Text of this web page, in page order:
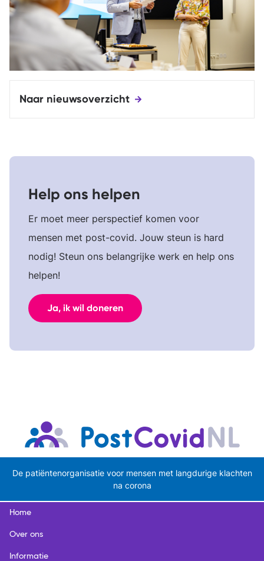
Naar nieuwsoverzicht
Help ons helpen
Er moet meer perspectief komen voor
mensen met post-covid. Jouw steun is hard
nodig! Steun ons belangrijke werk en help ons
helpen!
Ja, ik wil doneren
De patiëntenorganisatie voor mensen met langdurige klachten
na corona
Home
Over ons
Informatie